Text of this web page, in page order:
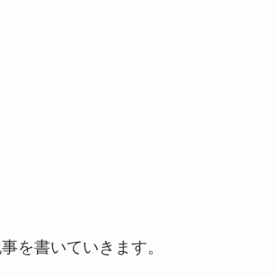
を書いていきます。